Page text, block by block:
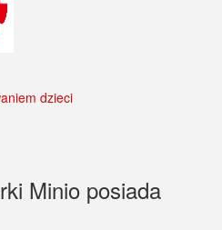
dzieci
Minio posiada